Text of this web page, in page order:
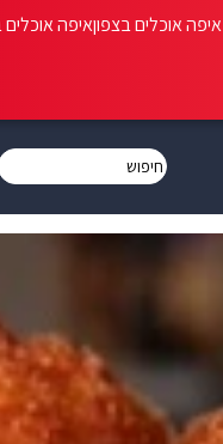
איפה אוכלים בצפוןאיפה אוכלים